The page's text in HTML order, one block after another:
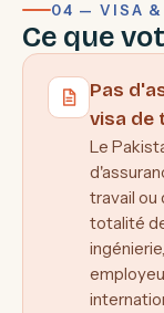
04 — VISA &
Ce que
Pas
visa de
Le
travail ou
totalité